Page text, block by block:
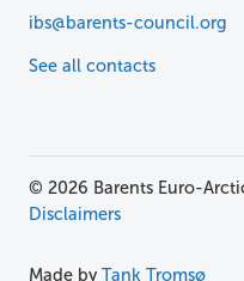
ibs@barents-council.org
See all contacts
© 2026 Barents Euro-
Disclaimers
Made by Tank Tromsø